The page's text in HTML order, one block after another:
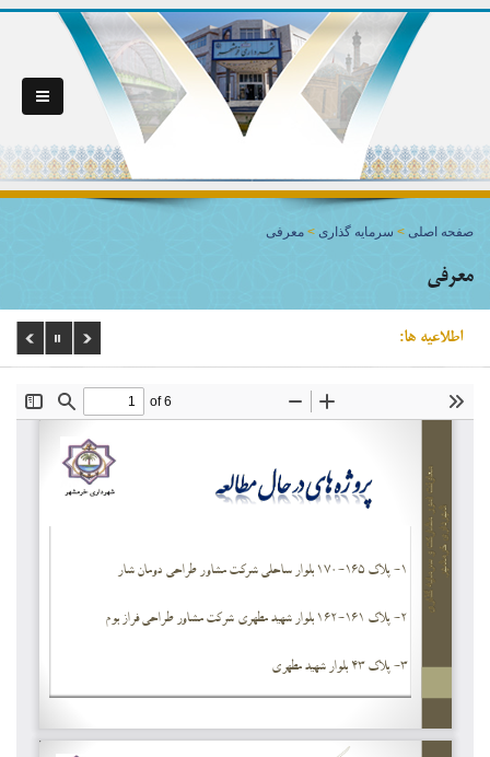
صفحه اصلی > سرمایه گذاری > معرفی
معرفی
اطلاعیه ها: